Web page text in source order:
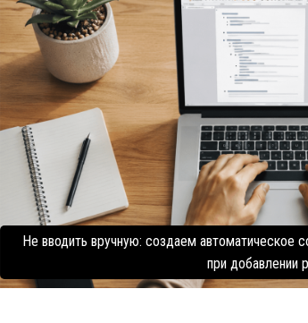
Не вводить вручную: создаем автоматическое
при добавлении